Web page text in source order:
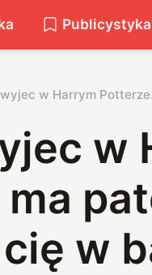
Publicystyka
w Harrym
w
w